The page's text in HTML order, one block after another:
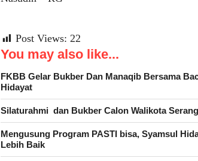
Post Views: 22
You may also like...
FKBB Gelar Bukber Dan Manaqib Bersama
Hidayat
Silaturahmi dan Bukber Calon Walikota
Mengusung Program PASTI bisa, Syamsul
Lebih Baik